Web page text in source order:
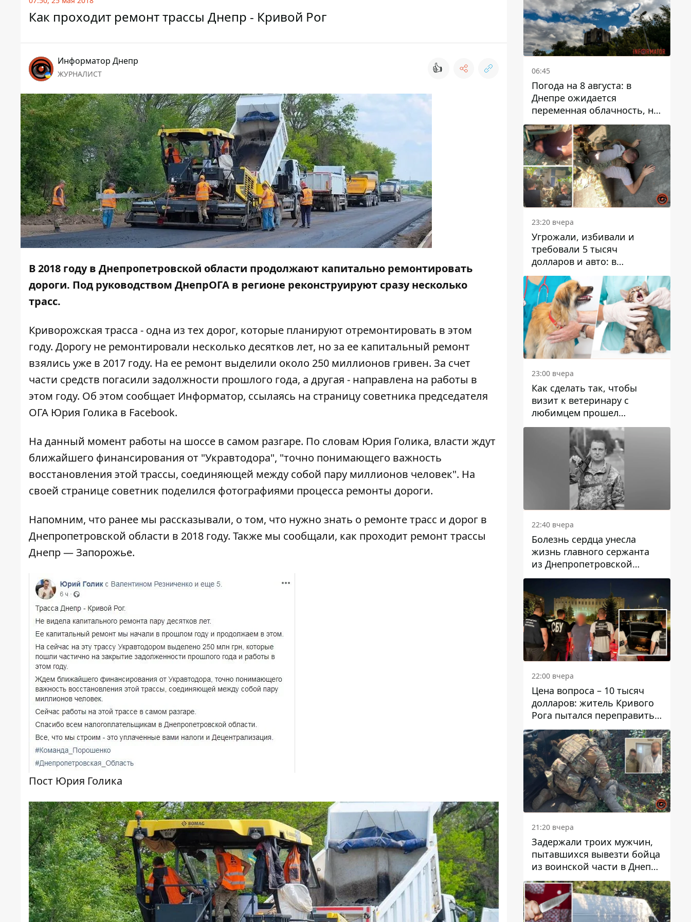
Как проходит ремонт трассы Днепр - Кривой Рог
Информатор Днепр
ЖУРНАЛИСТ 👍
В 2018 году в Днепропетровской области продолжают капитально ремонтировать
дороги. Под руководством ДнепрОГА в регионе реконструируют сразу несколько
трасс.
Криворожская трасса - одна из тех дорог, которые планируют отремонтировать в этом
году. Дорогу не ремонтировали несколько десятков лет, но за ее капитальный ремонт
взялись уже в 2017 году. На ее ремонт выделили около 250 миллионов гривен. За счет
части средств погасили задолжности прошлого года, а другая - направлена на работы в
этом году. Об этом сообщает Информатор, ссылаясь на страницу советника председателя
ОГА Юрия Голика в Facebook.
На данный момент работы на шоссе в самом разгаре. По словам Юрия Голика, власти ждут
ближайшего финансирования от "Укравтодора", "точно понимающего важность
восстановления этой трассы, соединяющей между собой пару миллионов человек". На
своей странице советник поделился фотографиями процесса ремонты дороги.
Напомним, что ранее мы рассказывали, о том, что нужно знать о ремонте трасс и дорог в
Днепропетровской области в 2018 году. Также мы сообщали, как проходит ремонт трассы
Днепр — Запорожье.
Пост Юрия Голика
06:45
Погода на 8 августа: в
Днепре ожидается
переменная облачность, но
может пойти дождь
23:20 вчера
Угрожали, избивали и
требовали 5 тысяч
долларов и авто: в
Павлограде задержали двух
мужчин
23:00 вчера
Как сделать так, чтобы
визит к ветеринару с
любимцем прошел
спокойно: простые советы
22:40 вчера
Болезнь сердца унесла
жизнь главного сержанта
из Днепропетровской
области Юрия Свистуна
22:00 вчера
Цена вопроса – 10 тысяч
долларов: житель Кривого
Рога пытался переправить
мужчину в Словакию
21:20 вчера
Задержали троих мужчин,
пытавшихся вывезти бойца
из воинской части в Днепр
за 7 тысяч долларов: среди
них был врач